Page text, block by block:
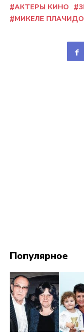
АКТЕРЫ КИНО
МИКЕЛЕ ПЛАЧИДО
Популярное